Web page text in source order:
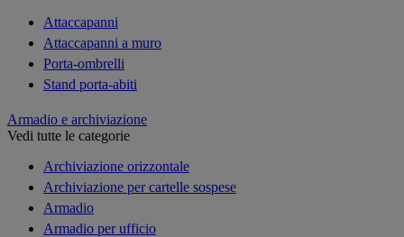
Attaccapanni
Attaccapanni a muro
Porta-ombrelli
Stand porta-abiti
Armadio e archiviazione
Vedi tutte le categorie
Archiviazione orizzontale
Archiviazione per cartelle sospese
Armadio
Armadio per ufficio